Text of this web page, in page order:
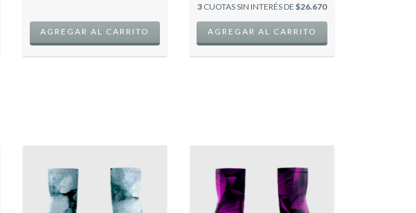
AGREGAR AL CARRITO
3 CUOTAS SIN INTERÉS DE$26.670
AGREGAR AL CARRITO